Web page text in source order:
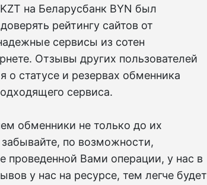
на Беларусбанк BYN был
рейтингу сайтов от
сервисы из сотен
Отзывы других пользователей
о статусе и резервах обменника
сервиса.
обменники не только до их
по возможности,
проведенной Вами операции, у нас в
у нас на ресурсе, тем легче будет